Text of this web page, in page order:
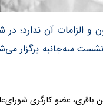
و الزامات آن
سه‌جانبه برگزار
عضو کارگری